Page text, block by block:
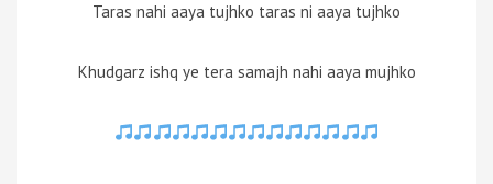
Taras nahi aaya tujhko taras ni aaya tujhko
Khudgarz ishq ye tera samajh nahi aaya mujhko